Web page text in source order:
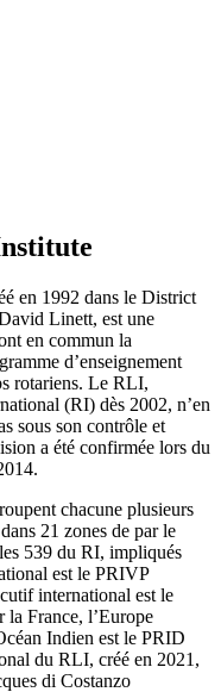
en 1992 dans le District
Linett, est une
en commun la
d’enseignement
rotariens. Le RLI,
(RI) dès 2002, n’en
sous son contrôle et
a été confirmée lors du
chacune plusieurs
21 zones de par le
539 du RI, impliqués
est le PRIVP
international est le
la France, l’Europe
Indien est le PRID
du RLI, créé en 2021,
di Costanzo